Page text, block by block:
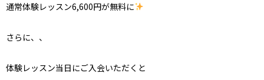
通常体験レッスン6,600円が無料に
さらに、、
体験レッスン当日にご入会いただくと